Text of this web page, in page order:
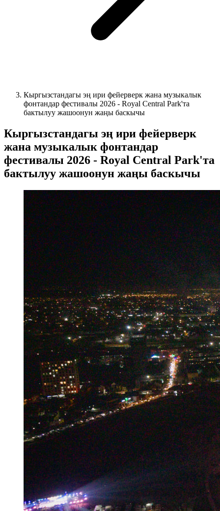
Кыргызстандагы эң ири фейерверк жана музыкалык
фонтандар фестивалы 2026 - Royal Central Park'та
бактылуу жашоонун жаңы баскычы
Кыргызстандагы эң ири фейерверк
жана музыкалык фонтандар
фестивалы 2026 - Royal Central Park'та
бактылуу жашоонун жаңы баскычы